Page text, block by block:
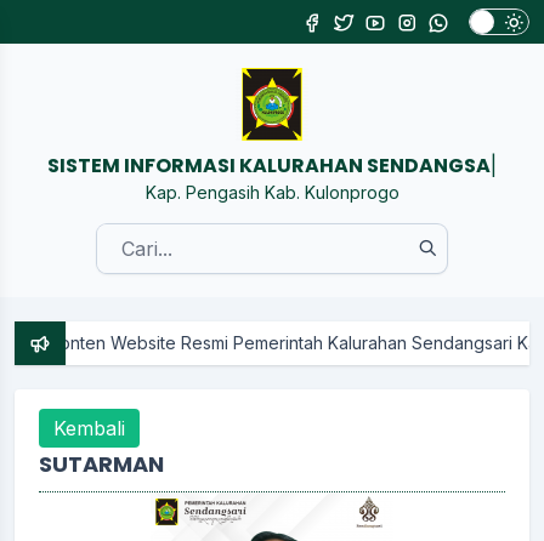
SISTEM INFORMASI KALURAHA|
Kap. Pengasih Kab. Kulonprogo
Website Resmi Pemerintah Kalurahan Sendangsari
Kembali
SUTARMAN